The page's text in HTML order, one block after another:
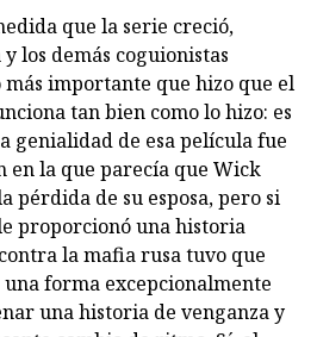
que la serie creció,
los demás coguionistas
importante que hizo que el
tan bien como lo hizo: es
genialidad de esa película fue
en la que parecía que Wick
pérdida de su esposa, pero si
proporcionó una historia
la mafia rusa tuvo que
forma excepcionalmente
una historia de venganza y